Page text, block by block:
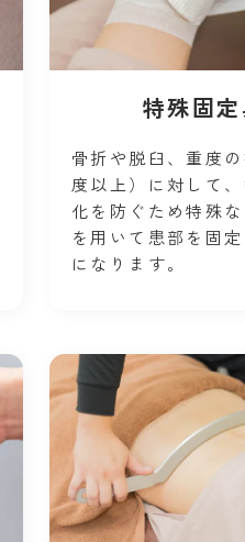
特殊固定
骨折や脱臼、重度
度以上）に対して
化を防ぐため特殊
を用いて患部を固
になります。